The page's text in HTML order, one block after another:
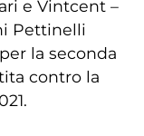
e Vintcent –
Pettinelli
la seconda
contro la